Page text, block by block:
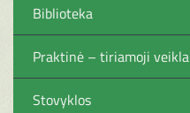
Biblioteka
Praktinė – tiriamoji veikla
Stovyklos